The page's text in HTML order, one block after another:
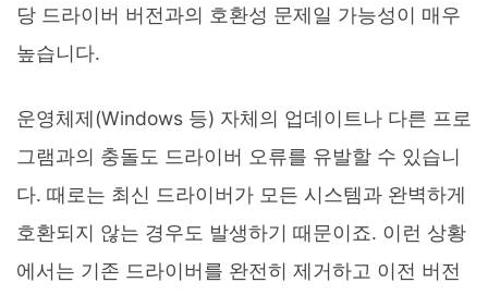
당 드라이버 버전과의 호환성 문제일 가능성이 매우
높습니다.
운영체제(Windows 등) 자체의 업데이트나 다른 프로
그램과의 충돌도 드라이버 오류를 유발할 수 있습니
다. 때로는 최신 드라이버가 모든 시스템과 완벽하게
호환되지 않는 경우도 발생하기 때문이죠. 이런 상황
에서는 기존 드라이버를 완전히 제거하고 이전 버전